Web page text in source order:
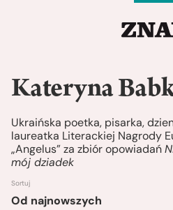
Kateryna
Ukraińska poetka, pisarka,
laureatka Literackiej Nagrody
„Angelus” za zbiór opowiadań
mój dziadek
Sortuj
Od najnowszych